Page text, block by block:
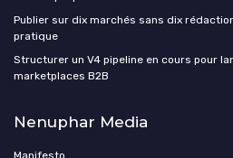
Publier sur dix marchés sans dix
pratique
Structurer un V4 pipeline en cours pour
marketplaces B2B
Nenuphar Media